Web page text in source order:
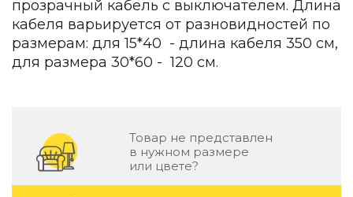
Стеновые декоративные панели
для террас
Террасные и фасадные системы
Биоклиматические перголы
Светящийся камень
Подбор, производство и комплектация по вашему
прозрачный кабель с выключателем. Длина
кабеля варьируется от разновидностей по
размерам: для 15*40 - длина кабеля 350 см,
для размера 30*60 - 120 см.
Товар не представлен
в нужном размере
или цвете?